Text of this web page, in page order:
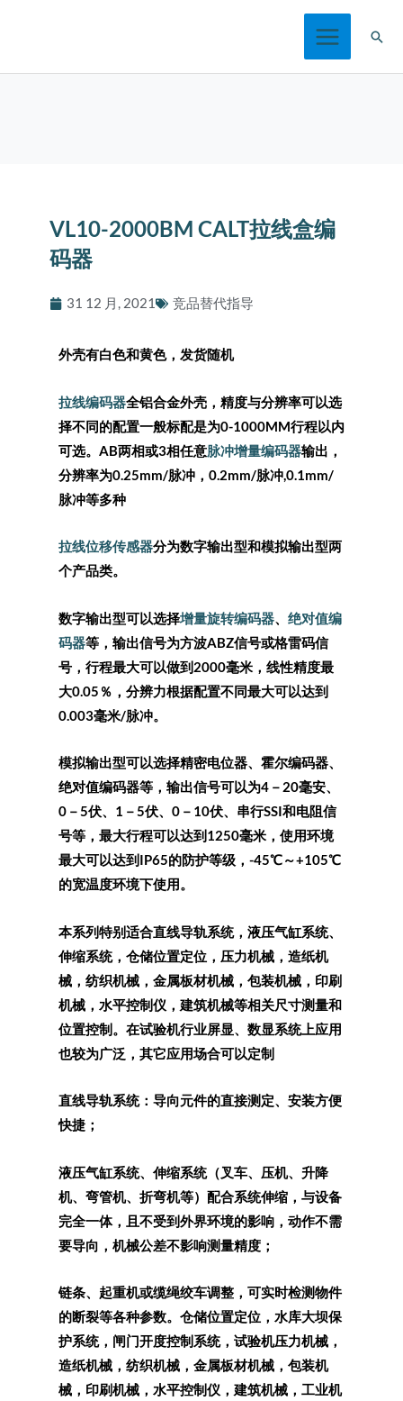
搜
VL10-2000BM CALT拉线盒编
码器
31 12 月, 2021 竞品替代指导
外壳有白色和黄色，发货随机
拉线编码器全铝合金外壳，精度与分辨率可以选
择不同的配置一般标配是为0-1000MM行程以内
可选。AB两相或3相任意脉冲增量编码器输出，
分辨率为0.25mm/脉冲，0.2mm/脉冲,0.1mm/
脉冲等多种
拉线位移传感器分为数字输出型和模拟输出型两
个产品类。
数字输出型可以选择增量旋转编码器、 绝对值编
码器等，输出信号为方波ABZ信号或格雷码信
号，行程最大可以做到2000毫米，线性精度最
大0.05％，分辨力根据配置不同最大可以达到
0.003毫米/脉冲。
模拟输出型可以选择精密电位器、霍尔编码器、
绝对值编码器等，输出信号可以为4－20毫安、
0－5伏、1－5伏、0－10伏、串行SSI和电阻信
号等，最大行程可以达到1250毫米，使用环境
最大可以达到IP65的防护等级，-45℃～+105℃
的宽温度环境下使用。
本系列特别适合直线导轨系统，液压气缸系统、
伸缩系统，仓储位置定位，压力机械，造纸机
械，纺织机械，金属板材机械，包装机械，印刷
机械，水平控制仪，建筑机械等相关尺寸测量和
位置控制。在试验机行业屏显、数显系统上应用
也较为广泛，其它应用场合可以定制
直线导轨系统：导向元件的直接测定、安装方便
快捷；
液压气缸系统、伸缩系统（叉车、压机、升降
机、弯管机、折弯机等）配合系统伸缩，与设备
完全一体，且不受到外界环境的影响，动作不需
要导向，机械公差不影响测量精度；
链条、起重机或缆绳绞车调整，可实时检测物件
的断裂等各种参数。仓储位置定位，水库大坝保
护系统，闸门开度控制系统，试验机压力机械，
造纸机械，纺织机械，金属板材机械，包装机
械，印刷机械，水平控制仪，建筑机械，工业机